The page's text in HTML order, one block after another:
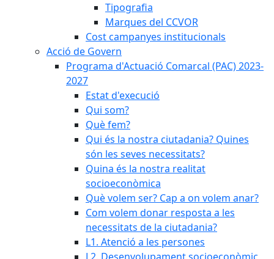
Tipografia
Marques del CCVOR
Cost campanyes institucionals
Acció de Govern
Programa d'Actuació Comarcal (PAC) 2023-
2027
Estat d'execució
Qui som?
Què fem?
Qui és la nostra ciutadania? Quines
són les seves necessitats?
Quina és la nostra realitat
socioeconòmica
Què volem ser? Cap a on volem anar?
Com volem donar resposta a les
necessitats de la ciutadania?
L1. Atenció a les persones